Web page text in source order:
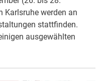
Karlsruhe werden an
stattfinden.
ausgewählten